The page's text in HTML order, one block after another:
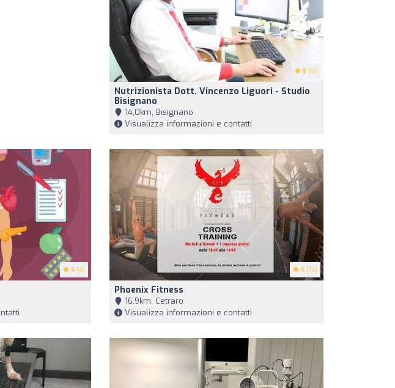
5 (6)
Nutrizionista Dott. Vincenzo Liguori - Studio
Bisignano
14,0km, Bisignano
Visualizza informazioni e contatti
4 (4) 5 (12)
Phoenix Fitness
16,9km, Cetraro
Visualizza informazioni e contatti